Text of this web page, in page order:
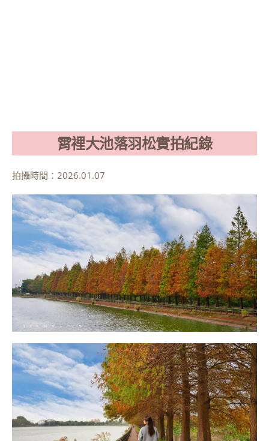
霄裡大池落羽松實拍紀錄
拍攝時間：2026.01.07